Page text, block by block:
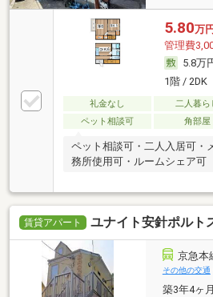
5.80万円
管理費
5.8万
1階 / 2DK
礼金なし 二人暮ら
ペット相談可
角部屋
ペット相談可・二人入居可・
務所使用可・ルームシェア可
賃貸アパート ユナイト安針ポルト
京急本
その他の交通
築3年4ヶ